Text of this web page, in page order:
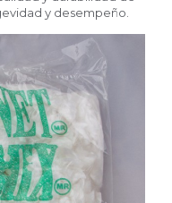
y desempeño.